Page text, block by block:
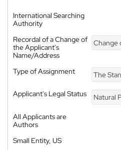
International Searching
Authority
Recordal of a Change of
the Applicant's
Name/Address
Change of
Type of Assignment The
Applicant's Legal Status
Natural
All Applicants are
Authors
Small Entity, US